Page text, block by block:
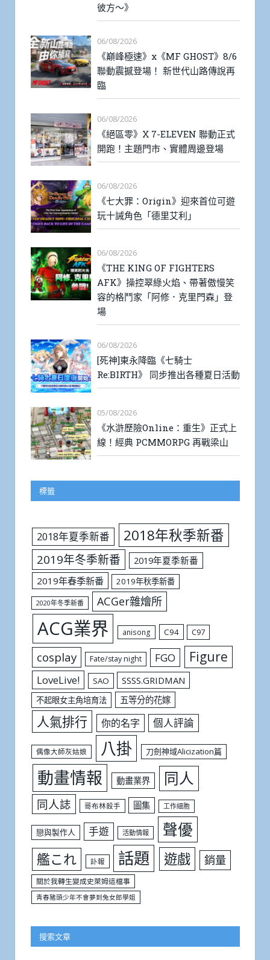
彼方～》
06/08/2026
《巔峰極速》x《MF GHOST》8/6
聯動震撼登場！ 新世代山路傳說再
臨
06/08/2026
《絕區零》X 7-ELEVEN 聯動正式
開跑！主題門市、實體周邊登場
06/08/2026
《七大罪：Origin》迎來首位可遊
玩十誡角色「德里艾利」
06/08/2026
《THE KING OF FIGHTERS
AFK》操控翠綠火焰、帶著傲慢笑
容的格鬥家「阿修．克里門森」登
場
06/08/2026
[死神]東永降臨《七騎士
Re:BIRTH》 同步推出各種夏日活動
05/08/2026
《水滸歷險Online：重生》正式上
線！經典 PCMMORPG 再戰梁山
標籤
2018年夏季新番 2018年秋季新番
2019年冬季新番
2019年夏季新番
2019年春季新番
2019年秋季新番
2020年冬季新番 ACGer雜燴所
ACG業界 anisong C94 C97
cosplay Fate/stay night FGO Figure
LoveLive! SAO SSSS.GRIDMAN
不起眼女主角培育法 五等分的花嫁
人氣排行 你的名字 個人評論
偶像大師灰姑娘 八掛 刀劍神域Alicization篇
動畫情報 動畫業界 同人
同人誌 哥布林殺手 圖集 工作細胞
戀與製作人 手遊 活動情報 聲優
艦これ 訃報 話題 遊戲 銷量
關於我轉生變成史萊姆這檔事
青春豬頭少年不會夢到兔女郎學姐
搜索文章